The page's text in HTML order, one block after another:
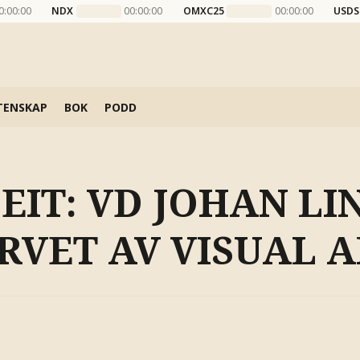
NDX 00:00:00 OMXC25 00:00:00
BOK PODD
VD JOHAN
AV VISUAL